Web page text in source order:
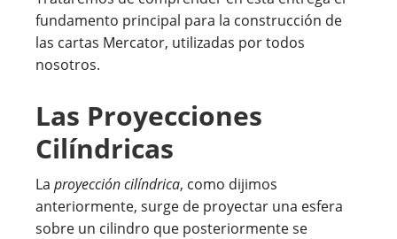
fundamento principal para la construcción de
las cartas Mercator, utilizadas por todos
nosotros.
Las Proyecciones
Cilíndricas
La proyección cilíndrica, como dijimos
anteriormente, surge de proyectar una esfera
sobre un cilindro que posteriormente se